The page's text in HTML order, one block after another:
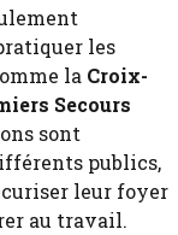
les
la Croix-
Secours
sont
publics,
leur foyer
au travail.